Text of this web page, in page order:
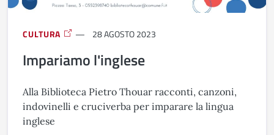
CULTURA 28 AGOSTO 2023
Impariamo l'inglese
Alla Biblioteca Pietro Thouar racconti, canzoni,
indovinelli e cruciverba per imparare la lingua
inglese